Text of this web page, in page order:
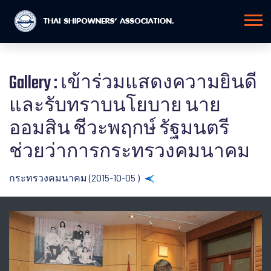
Gallery : เข้าร่วมแสดงความยินดี
และรับทราบนโยบาย นาย
ออมสิน ชีวะพฤกษ์ รัฐมนตรี
ช่วยว่าการกระทรวงคมนาคม
กระทรวงคมนาคม (2015-10-05 )